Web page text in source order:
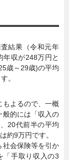
結果（令和元年
収が248万円と
歳～29歳)の平均
。
よるので、一概
般的には「収入の
20代前半の平均
約9万円です。
社会保険等を引か
「手取り収入の3